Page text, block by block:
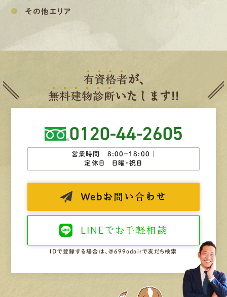
その他エリア
有資格者が、
無料建物診断いたします!!
0120-44-2605
営業時間 8:00−18:00 ｜
定休日 日曜・祝日
Web お問い合わせ
LINEで お手軽相談
IDで登録する場合は、@699odoirで友だち検索